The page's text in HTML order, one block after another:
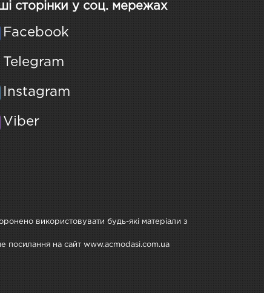
сторінки у соц. мережах
Facebook
Telegram
Instagram
Viber
використовувати будь-які матеріали з
посилання на сайт www.acmodasi.com.ua